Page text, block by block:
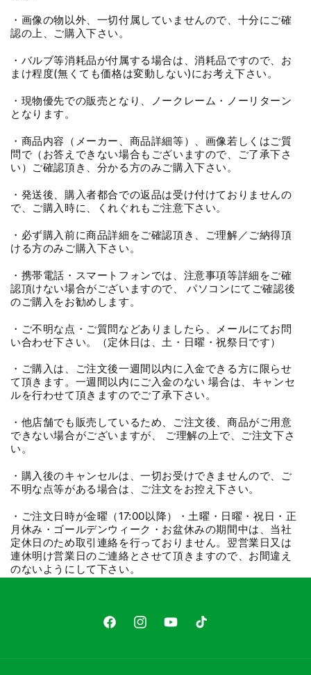
・画像の物以外、一切付属していませんので、十分にご確
認の上、ご購入下さい。
・バルブ等消耗品が付属する場合は、消耗品ですので、お
まけ程度(無くても価格は変動しない)にお考え下さい。
・現物優先での販売となり、ノークレーム・ノーリターン
となります。
・商品内容（メーカー、商品詳細等）、画像若しくはご質
問で（お答えできない場合もございますので、ご了承下さ
い）ご確認頂き、分かる方のみご購入下さい。
・発送後、購入者都合での返品は受け付けておりませんの
で、ご購入時に、くれぐれもご注意下さい。
・必ず購入前に商品詳細をご確認頂き、ご理解／ご納得頂
ける方のみご購入下さい。
・携帯電話・スマートフォンでは、注意事項等詳細をご確
認頂けない場合がございますので、 パソコンにてご確認後
のご購入をお勧めします。
・ご不明な点・ご質問などありましたら、メールにてお問
い合わせ下さい。（定休日は、土・日曜・祝祭日です）
・ご購入は、ご注文後一週間以内に入金できる方に限らせ
て頂きます。一週間以内にご入金のない 場合は、キャンセ
ルを行わせて頂きますのでご了承下さい。
・他店舗でも販売しているため、ご注文後、商品がご用意
できない場合がございますが、 ご理解の上で、ご注文下さ
い。
・購入後のキャンセルは、一切お受けできませんので、ご
不明な点等がある場合は、ご注文をお控え下さい。
・ご注文日時が金曜（17:00以降）・土曜・日曜・祝日・正
月休み・ゴールデンウィーク・お盆休みの期間中は、当社
定休日のため取引連絡を行っておりません。翌営業日又は
連休明け営業日のご連絡とさせて頂きますので、お間違え
のないようにして下さい。
FacebookInstagramYouTubeTikTok